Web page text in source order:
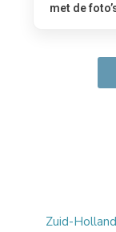
met de
Zuid-Holland